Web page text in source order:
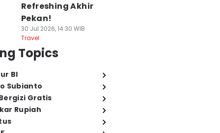
Refreshing Akhir
Pekan!
30 Jul 2026, 14:30 WIB
Travel
Topics
BI
Subianto
Gratis
Rupiah